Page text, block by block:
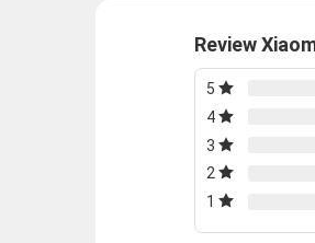
Review
5
4
3
2
1